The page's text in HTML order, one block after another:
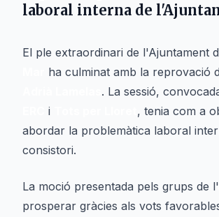
laboral interna de
El ple extraordinari de l'Ajuntament
ha culminat amb la reprovació
. La sessió,
i
, tenia com a
abordar la problemàtica laboral
consistori.
La moció presentada pels grups de
prosperar gràcies als vots